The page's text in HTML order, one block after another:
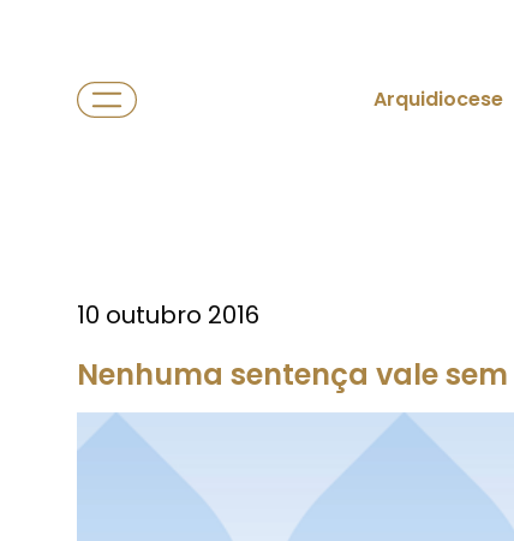
Arquidiocese
10 outubro 2016
Nenhuma sentença vale